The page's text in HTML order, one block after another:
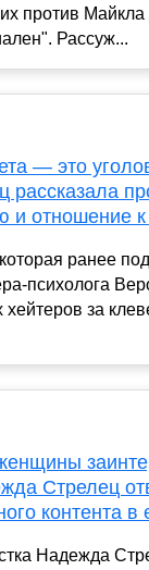
против
Рассуж...
— это
рассказала
и отношение
ранее
психолога
за
Стрелец
контента в
Надежда